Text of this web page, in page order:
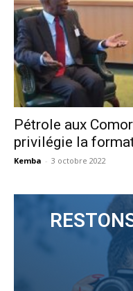
Pétrole aux
privilégie la
Kemba - 3 octobre 2022